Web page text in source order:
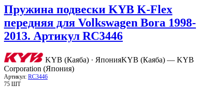
Пружина подвески KYB K-Flex
передняя для Volkswagen Bora 1998-
2013. Артикул RC3446
KYB (Каяба) · ЯпонияKYB (Каяба) — KYB
Corporation (Япония)
Артикул: RC3446
75 ШТ